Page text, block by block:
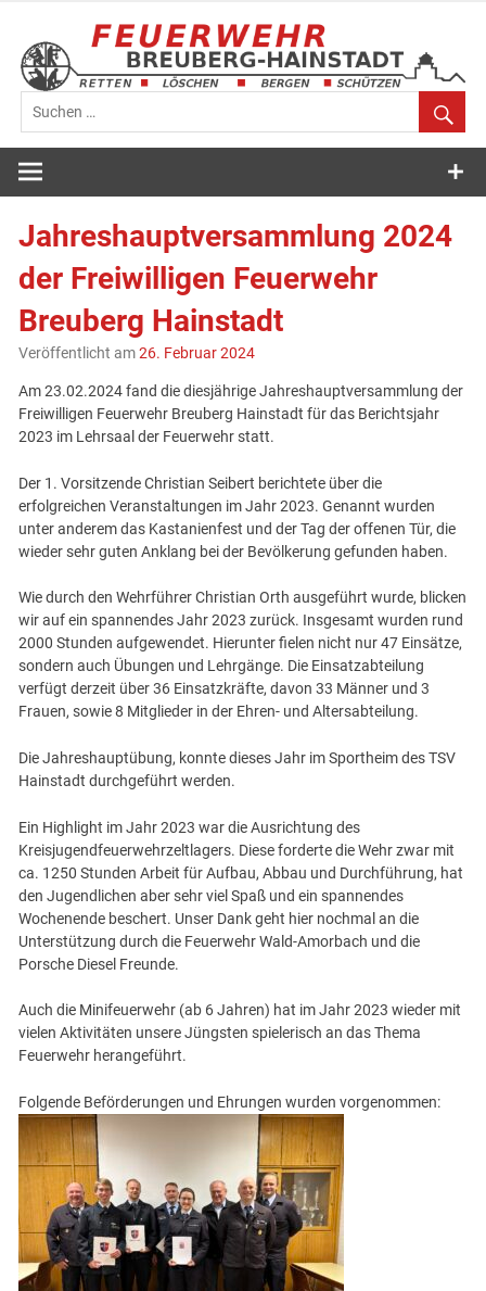
springen
Feuerwehr
Breuberg-
Hainstadt
Jahreshauptversammlung 2024
der Freiwilligen Feuerwehr
Breuberg Hainstadt
Veröffentlicht am26. Februar 2024
Am 23.02.2024 fand die diesjährige Jahreshauptversammlung der
Freiwilligen Feuerwehr Breuberg Hainstadt für das Berichtsjahr
2023 im Lehrsaal der Feuerwehr statt.
Der 1. Vorsitzende Christian Seibert berichtete über die
erfolgreichen Veranstaltungen im Jahr 2023. Genannt wurden
unter anderem das Kastanienfest und der Tag der offenen Tür, die
wieder sehr guten Anklang bei der Bevölkerung gefunden haben.
Wie durch den Wehrführer Christian Orth ausgeführt wurde, blicken
wir auf ein spannendes Jahr 2023 zurück. Insgesamt wurden rund
2000 Stunden aufgewendet. Hierunter fielen nicht nur 47 Einsätze,
sondern auch Übungen und Lehrgänge. Die Einsatzabteilung
verfügt derzeit über 36 Einsatzkräfte, davon 33 Männer und 3
Frauen, sowie 8 Mitglieder in der Ehren- und Altersabteilung.
Die Jahreshauptübung, konnte dieses Jahr im Sportheim des TSV
Hainstadt durchgeführt werden.
Ein Highlight im Jahr 2023 war die Ausrichtung des
Kreisjugendfeuerwehrzeltlagers. Diese forderte die Wehr zwar mit
ca. 1250 Stunden Arbeit für Aufbau, Abbau und Durchführung, hat
den Jugendlichen aber sehr viel Spaß und ein spannendes
Wochenende beschert. Unser Dank geht hier nochmal an die
Unterstützung durch die Feuerwehr Wald-Amorbach und die
Porsche Diesel Freunde.
Auch die Minifeuerwehr (ab 6 Jahren) hat im Jahr 2023 wieder mit
vielen Aktivitäten unsere Jüngsten spielerisch an das Thema
Feuerwehr herangeführt.
Folgende Beförderungen und Ehrungen wurden vorgenommen: